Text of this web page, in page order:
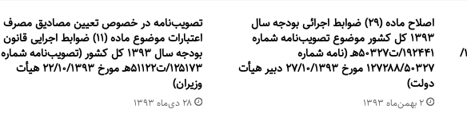
سال ۱۳۹۳ کل کشور (تصویبنامه شماره ۱۲۸۹۲۸/
اصلاح ماده (۲۹) ضوابط اجرائی بودجه سال
۱۳۹۳ کل کشور موضوع تصویب‌نامه شماره
۱۹۲۴۴۱/ت۵۰۳۲۷هـ (نامه شماره
۱۲۷۲۸۸/۵۰۳۲۷ مورخ ۲۷/۱۰/۱۳۹۳ دبیر هیأت
دولت)
۲ بهمن‌ماه ۱۳۹۳
تصویب‌نامه در خصوص تعیین مصادیق مصرف
اعتبارات موضوع ماده (۱۱) ضوابط اجرایی قانون
بودجه سال ۱۳۹۳ کل کشور (تصویب‌نامه شماره
۱۲۵۱۷۳/ت۵۱۱۲۲هـ مورخ ۲۲/۱۰/۱۳۹۳ هیأت
وزیران)
۲۸ دی‌ماه ۱۳۹۳